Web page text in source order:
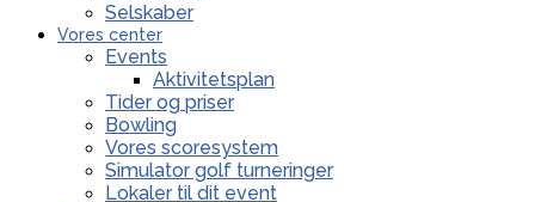
Selskaber
Vores center
Events
Aktivitetsplan
Tider og priser
Bowling
Vores scoresystem
Simulator golf turneringer
Lokaler til dit event